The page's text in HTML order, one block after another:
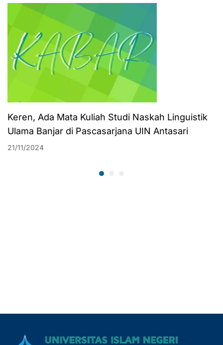
Keren, Ada Mata Kuliah Studi Naskah Linguistik
Ulama Banjar di Pascasarjana UIN Antasari
21/11/2024